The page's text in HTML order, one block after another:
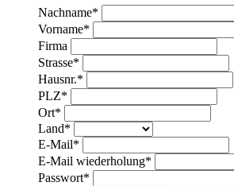
Nachname*
Vorname*
Firma
Strasse*
Hausnr.*
PLZ*
Ort*
Land*
E-Mail*
E-Mail wiederholung*
Passwort*